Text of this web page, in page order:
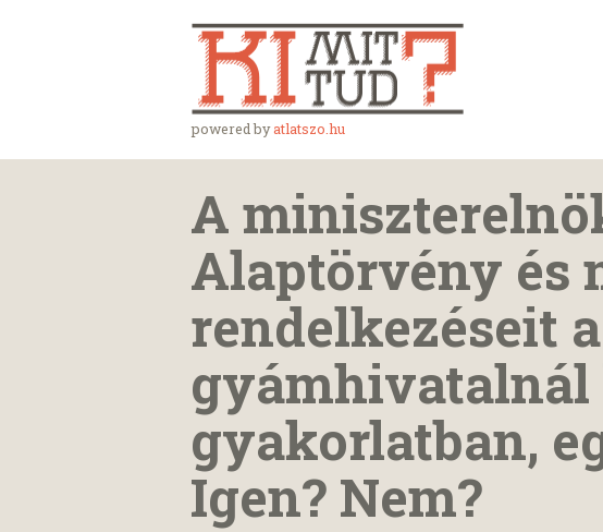
powered byatlatszo.hu
A
Alaptörvény és
rendelkezéseit
gyámhivatalnál
gyakorlatban,
Igen? Nem?